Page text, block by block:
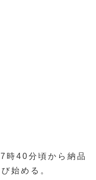
時40分頃から納品
始める。